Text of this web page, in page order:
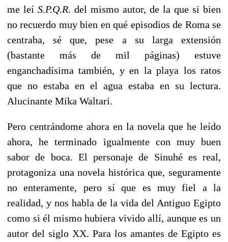
me leí S.P.Q.R. del mismo autor, de la que si bien
no recuerdo muy bien en qué episodios de Roma se
centraba, sé que, pese a su larga extensión
(bastante más de mil páginas) estuve
enganchadísima también, y en la playa los ratos
que no estaba en el agua estaba en su lectura.
Alucinante Mika Waltari.
Pero centrándome ahora en la novela que he leído
ahora, he terminado igualmente con muy buen
sabor de boca. El personaje de Sinuhé es real,
protagoniza una novela histórica que, seguramente
no enteramente, pero sí que es muy fiel a la
realidad, y nos habla de la vida del Antiguo Egipto
como si él mismo hubiera vivido allí, aunque es un
autor del siglo XX. Para los amantes de Egipto es